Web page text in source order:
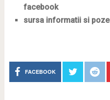
facebook
sursa informatii si poze
FACEBOOK